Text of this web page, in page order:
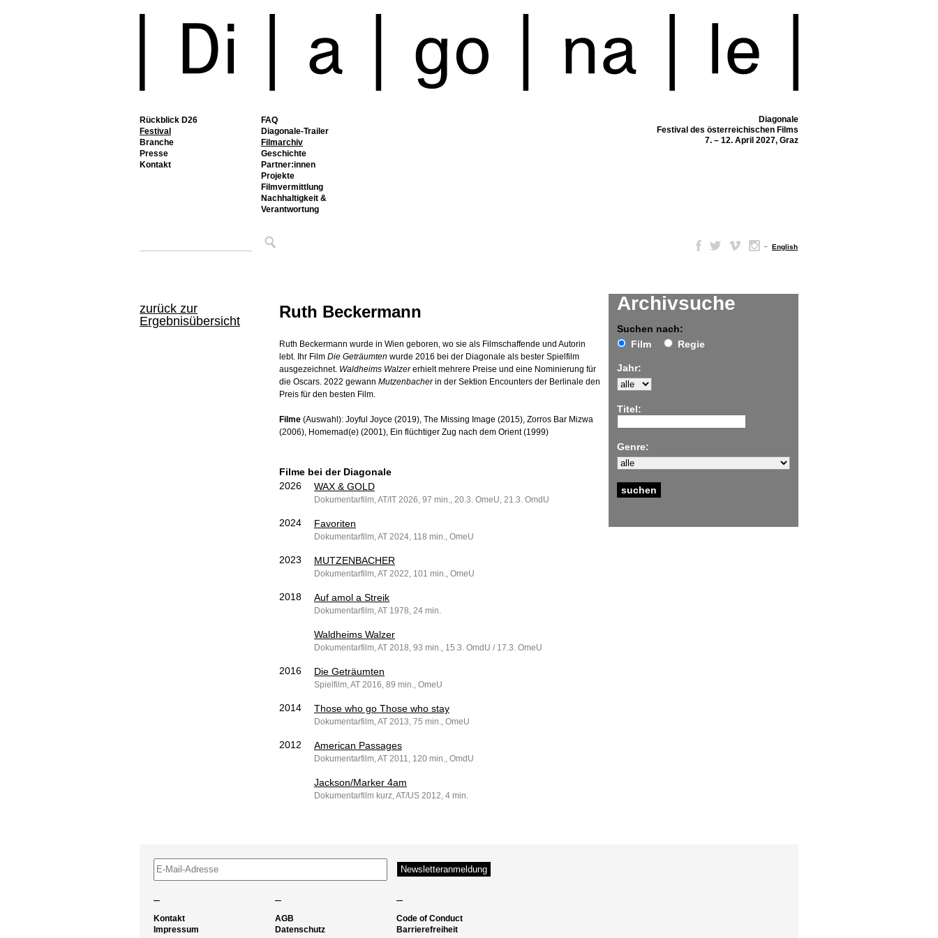
Rückblick D26
Festival
FAQ
Diagonale-Trailer
Filmarchiv
Geschichte
Partner:innen
Projekte
Filmvermittlung
Nachhaltigkeit &
Verantwortung
Branche
Presse
Kontakt
Diagonale
Festival des österreichischen Films
7. – 12. April 2027, Graz
– English
zurück zur
Ergebnisübersicht
Archivsuche
Suchen nach:
Film
Regie
Jahr:
Titel:
Genre:
Ruth Beckermann
Ruth Beckermann wurde in Wien geboren, wo sie als Filmschaffende und Autorin
lebt. Ihr Film Die Geträumten wurde 2016 bei der Diagonale als bester Spielfilm
ausgezeichnet. Waldheims Walzererhielt mehrere Preise und eine Nominierung für
die Oscars. 2022 gewann Mutzenbacherin der Sektion Encounters der Berlinale den
Preis für den besten Film.
Filme (Auswahl): Joyful Joyce (2019), The Missing Image (2015), Zorros Bar Mizwa
(2006), Homemad(e) (2001), Ein flüchtiger Zug nach dem Orient (1999)
Filme bei der Diagonale
2026
WAX & GOLD
Dokumentarfilm, AT/IT 2026, 97 min., 20.3. OmeU, 21.3. OmdU
2024 Favoriten
Dokumentarfilm, AT 2024, 118 min., OmeU
2023 MUTZENBACHER
Dokumentarfilm, AT 2022, 101 min., OmeU
2018 Auf amol a Streik
Dokumentarfilm, AT 1978, 24 min.
Waldheims Walzer
Dokumentarfilm, AT 2018, 93 min., 15.3. OmdU / 17.3. OmeU
2016 Die Geträumten
Spielfilm, AT 2016, 89 min., OmeU
2014 Those who go Those who stay
Dokumentarfilm, AT 2013, 75 min., OmeU
2012 American Passages
Dokumentarfilm, AT 2011, 120 min., OmdU
Jackson/Marker 4am
Dokumentarfilm kurz, AT/US 2012, 4 min.
– – –
Kontakt
Impressum
AGB
Datenschutz
Code of Conduct
Barrierefreiheit